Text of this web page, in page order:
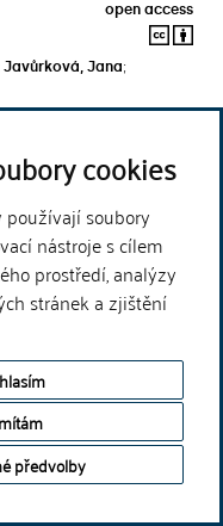
cookies
soubory
nástroje s cílem
prostředí, analýzy
stránek a zjištění
předvolby
open access
Javůrková, Jana;
tools that are used
that you may encounter
avoid the most common
Theme by